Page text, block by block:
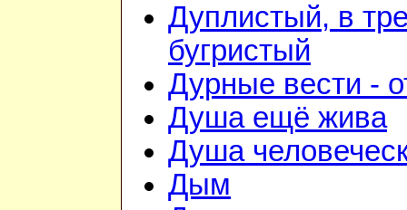
Дуплистый, в
бугристый
Дурные вести -
Душа ещё жива
Душа
Дым